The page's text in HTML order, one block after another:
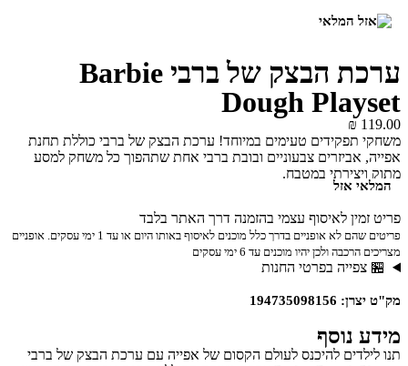
ערכת הבצק של ברבי Barbie
Dough
₪
טעימים במיוחד! ערכת הבצק של ברבי כוללת תחנת
צבעוניים ובובת ברבי אחת שתהפוך כל משחק למסע
במטבח.
אזל
לאיסוף עצמי בהזמנה דרך האתר בלבד
פריטים שהם לא אופניים בדרך כלל מוכנים לאיסוף באותו היום או עד 1 ימי עסקים. אופניים
ולכן יהיו מוכנים עד 6 ימי עסקים
בפרטי החנות
להיכנס לעולם הקסום של אפייה עם ערכת הבצק של ברבי